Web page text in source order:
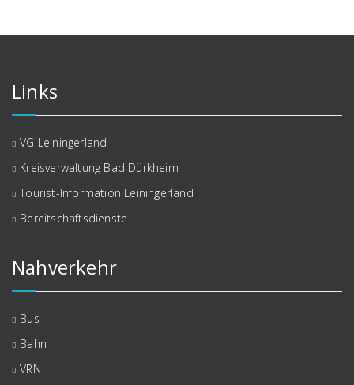
Links
VG Leiningerland
Kreisverwaltung Bad Dürkheim
Tourist-Information Leiningerland
Bereitschaftsdienste
Nahverkehr
Bus
Bahn
VRN